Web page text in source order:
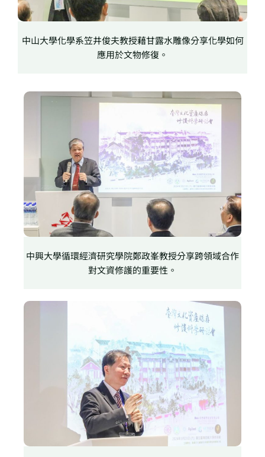
中山大學化學系笠井俊夫教授藉甘露水雕像分享化學如何
應用於文物修復。
中興大學循環經濟研究學院鄭政峯教授分享跨領域合作
對文資修護的重要性。